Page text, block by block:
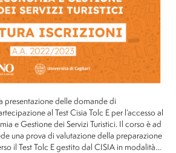
presentazione delle domande di
al Test Cisia Tolc E per l’accesso al
e Gestione dei Servizi Turistici. Il corso è ad
una prova di valutazione della preparazione
il Test Tolc E gestito dal CISIA in modalità…